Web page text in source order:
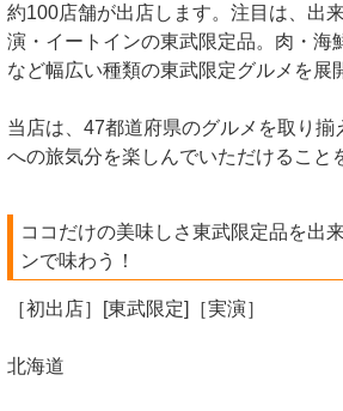
約100店舗が出店します。注目は、出
演・イートインの東武限定品。肉・海
など幅広い種類の東武限定グルメを展
当店は、47都道府県のグルメを取り揃
への旅気分を楽しんでいただけること
ココだけの美味しさ東武限定品を出
ンで味わう！
［初出店］[東武限定]［実演］
北海道